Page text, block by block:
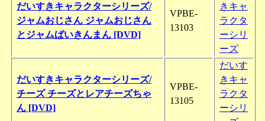
だいすきキャラクターシリーズ/
ジャムおじさん ジャムおじさん
とジャムばいきんまん [DVD]
VPBE-
13103
きキャ
ラクタ
ーシリ
ーズ
だいすきキャラクターシリーズ/
チーズ チーズとレアチーズちゃ
ん [DVD]
VPBE-
13105
だいす
きキャ
ラクタ
ーシリ